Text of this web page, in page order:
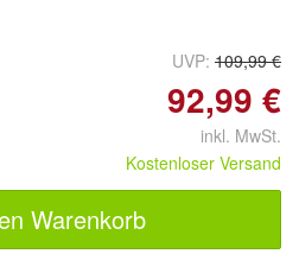
UVP: 109,99 €
92,99 €
inkl. MwSt.
Kostenloser Versand
Warenkorb